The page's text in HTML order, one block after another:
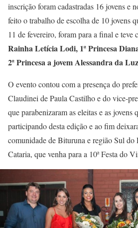
inscrição foram cadastradas 16 jovens e
feito o trabalho de escolha de 10 jovens
11 de fevereiro, foram para a final e teve
Rainha Letícia Lodi, 1ª Princesa
2ª Princesa a jovem Alessandra da
O evento contou com a presença do
Claudinei de Paula Castilho e do vice-
que parabenizaram as eleitas e as jovens
participando desta edição e ao fim
comunidade de Bituruna e região Sul do
Cataria, que venha para a 10ª Festa do